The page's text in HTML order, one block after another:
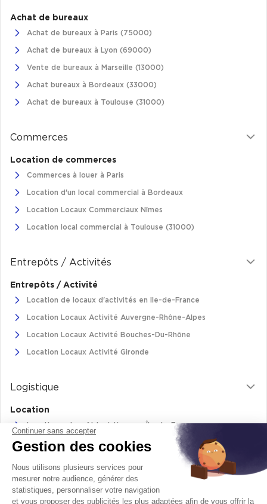
Achat de bureaux
Achat de bureaux à Paris (75000)
Achat de bureaux à Lyon (69000)
Vente de bureaux à Marseille (13000)
Achat bureaux à Bordeaux (33000)
Achat de bureaux à Toulouse (31000)
Commerces
Location de commerces
Commerces à louer à Paris
Location d'un local commercial à Bordeaux
Location Locaux Commerciaux Nîmes
Location local commercial à Toulouse (31000)
Entrepôts / Activités
Entrepôts / Activité
Location de locaux d'activités en Ile-de-France
Location Locaux Activité Auvergne-Rhône-Alpes
Location Locaux Activité Bouches-Du-Rhône
Location Locaux Activité Gironde
Logistique
Location
Location entrepôt logistique en Île-de-France
Location entrepôt logistique Pas-de-Calais
Location de bâtiments logistiques en Auvergne-Rhône-Alpes
Location Logistique Bouches-Du-Rhône
Continuer sans accepter
Gestion des cookies
Nous utilisons plusieurs services pour
mesurer notre audience, générer des
statistiques, personnaliser votre navigation
et vous proposer des publicités les plus adaptées afin de vous offrir la